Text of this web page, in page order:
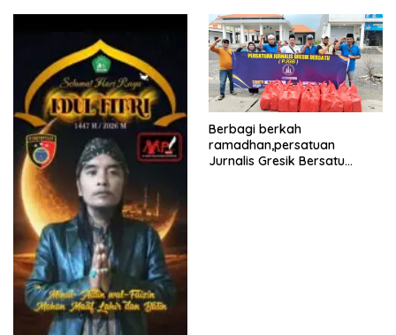
Berbagi berkah
ramadhan,persatuan
Jurnalis Gresik Bersatu